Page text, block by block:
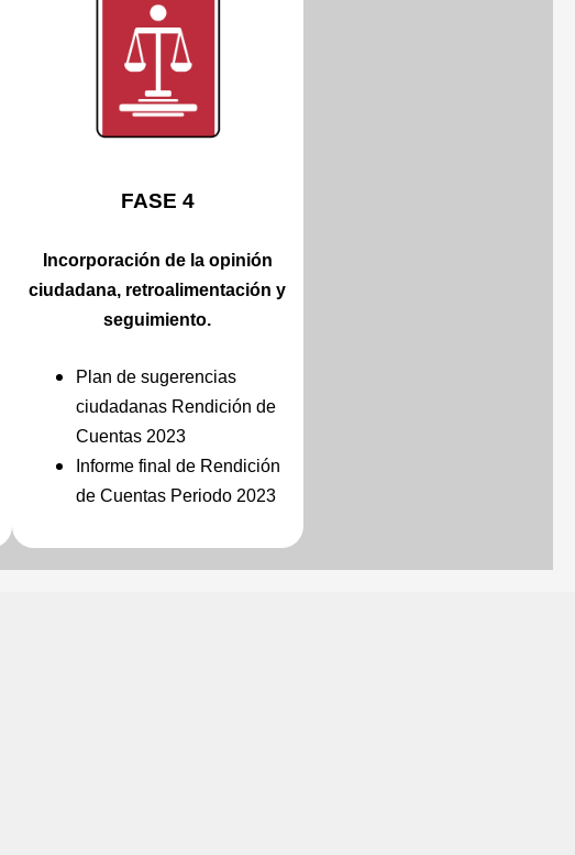
FASE 4
Incorporación de la opinión
ciudadana, retroalimentación y
seguimiento.
Plan de sugerencias
ciudadanas Rendición de
Cuentas 2023
Informe final de Rendición
de Cuentas Periodo 2023